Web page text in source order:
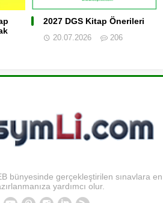
2027 DGS Kitap Önerileri
20.07.2026 206
bünyesinde gerçekleştirilen sınavlara en
yardımcı olur.